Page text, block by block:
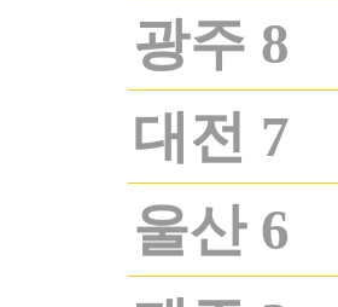
광주 8
대전 7
울산 6